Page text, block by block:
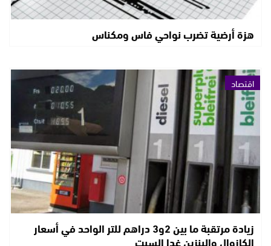
هزة أرضية تضرب نواحي فاس ومكناس
اقتصاد
زيادة مرتقبة ما بين 2و3 دراهم للتر الواحد في أسعار